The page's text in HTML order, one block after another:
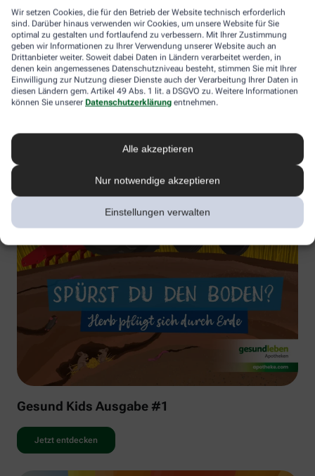
Wir setzen Cookies, die für den Betrieb der Website technisch erforderlich
sind. Darüber hinaus verwenden wir Cookies, um unsere Website für Sie
optimal zu gestalten und fortlaufend zu verbessern. Mit Ihrer Zustimmung
geben wir Informationen zu Ihrer Verwendung unserer Website auch an
Drittanbieter weiter. Soweit dabei Daten in Ländern verarbeitet werden, in
denen kein angemessenes Datenschutzniveau besteht, stimmen Sie mit Ihrer
Einwilligung zur Nutzung dieser Dienste auch der Verarbeitung Ihrer Daten in
diesen Ländern gem. Artikel 49 Abs. 1 lit. a DSGVO zu. Weitere Informationen
können Sie unserer Datenschutzerklärung entnehmen.
Alle akzeptieren
Nur notwendige akzeptieren
Einstellungen verwalten
Gesund Kids Ausgabe #1
Jetzt entdecken